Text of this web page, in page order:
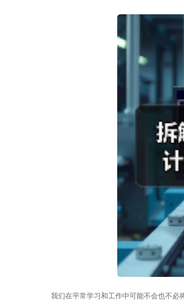
我们在平常学习和工作中可能不会也不必